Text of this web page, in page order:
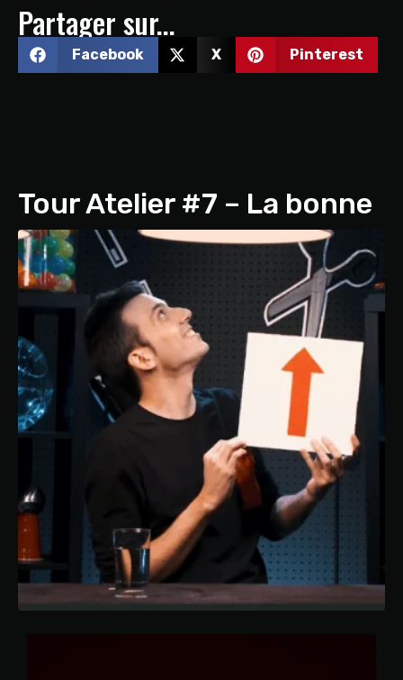
Partager sur...
Facebook X Pinterest
Tour Atelier #7 – La bonne
direction